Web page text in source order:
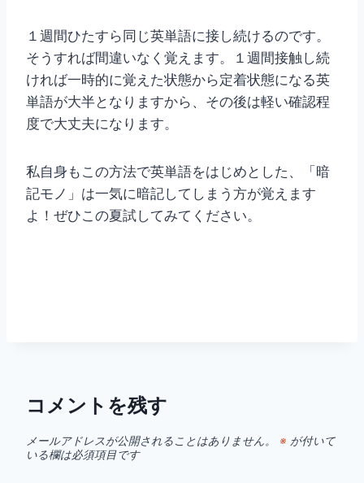
１週間ひたすら同じ英単語に接し続けるのです。
そうすれば間違いなく覚えます。１週間接触し続
ければ一時的に覚えた状態から定着状態になる英
単語が大半となりますから、その後は軽い確認程
度で大丈夫になります。
私自身もこの方法で英単語をはじめとした、「暗
記モノ」は一気に暗記してしまう方が覚えます
よ！ぜひこの夏試してみてください。
コメントを残す
メールアドレスが公開されることはありません。 ※ が付いて
いる欄は必須項目です